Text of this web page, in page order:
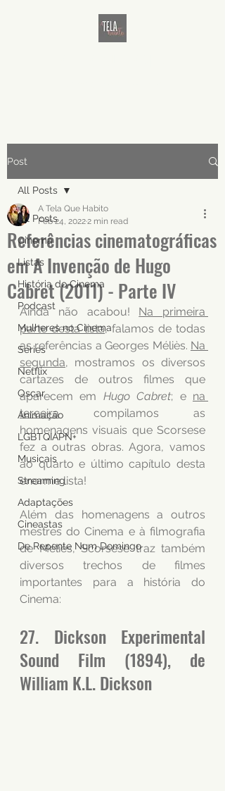
Post
All Posts
Cinema
Listas
História do Cinema
Podcast
Mulheres no Cinema
Séries
Netflix
Oscar
Animação
LGBTQIAPN+
Musicais
Streaming
Adaptações
Cineastas
De Repente Num Domingo
All Posts
Referências cinematográficas
em A Invenção de Hugo
Cabret (2011) - Parte IV
A Tela Que Habito
Feb 24, 20222 min read
Ainda não acabou! Na primeira
parte desta lista, falamos de todas
as referências a Georges Méliès. Na
segunda, mostramos os diversos
cartazes de outros filmes que
aparecem em Hugo Cabret; e na
terceira
compilamos as
homenagens visuais que Scorsese
fez a outras obras. Agora, vamos
ao quarto e último capítulo desta
enorme lista!
Além das homenagens a outros
mestres do Cinema e à filmografia
de Méliès, Scorsese traz também
diversos trechos de filmes
importantes para a história do
Cinema:
27. Dickson Experimental
Sound Film (1894), de
William K.L. Dickson